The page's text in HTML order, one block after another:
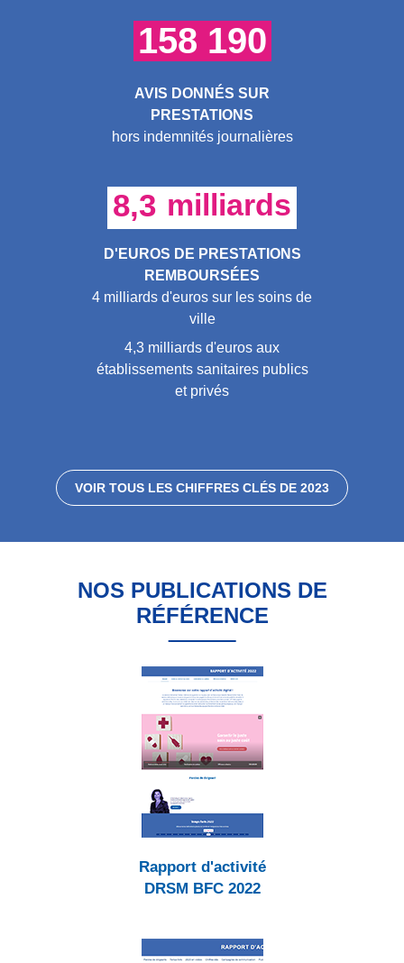
158 190
AVIS DONNÉS SUR
PRESTATIONS
hors indemnités journalières
8,3 milliards
D'EUROS DE PRESTATIONS
REMBOURSÉES
4 milliards d'euros sur les soins de
ville
4,3 milliards d'euros aux
établissements sanitaires publics
et privés
VOIR TOUS LES CHIFFRES CLÉS DE 2023
NOS PUBLICATIONS DE
RÉFÉRENCE
Rapport d'activité
DRSM BFC 2022